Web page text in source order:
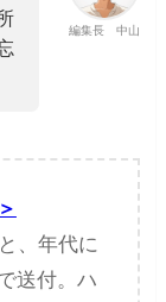
編集長 中山
、年代に
送付。ハ